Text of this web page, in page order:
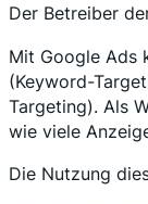
Der Betreiber
Mit Google Ads
(Keyword-
Targeting). Als
wie viele
Die Nutzung